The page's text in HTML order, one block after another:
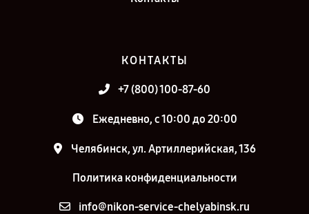
КОНТАКТЫ
+7 (800) 100-87-60
Ежедневно, с 10:00 до 20:00
Челябинск, ул. Артиллерийская, 136
Политика конфиденциальности
info@nikon-service-chelyabinsk.ru